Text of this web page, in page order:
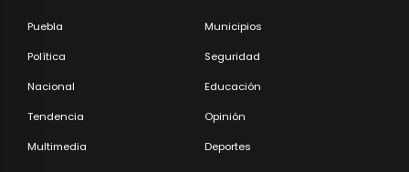
Puebla Municipios
Política Seguridad
Nacional Educación
Tendencia Opinión
Multimedia Deportes